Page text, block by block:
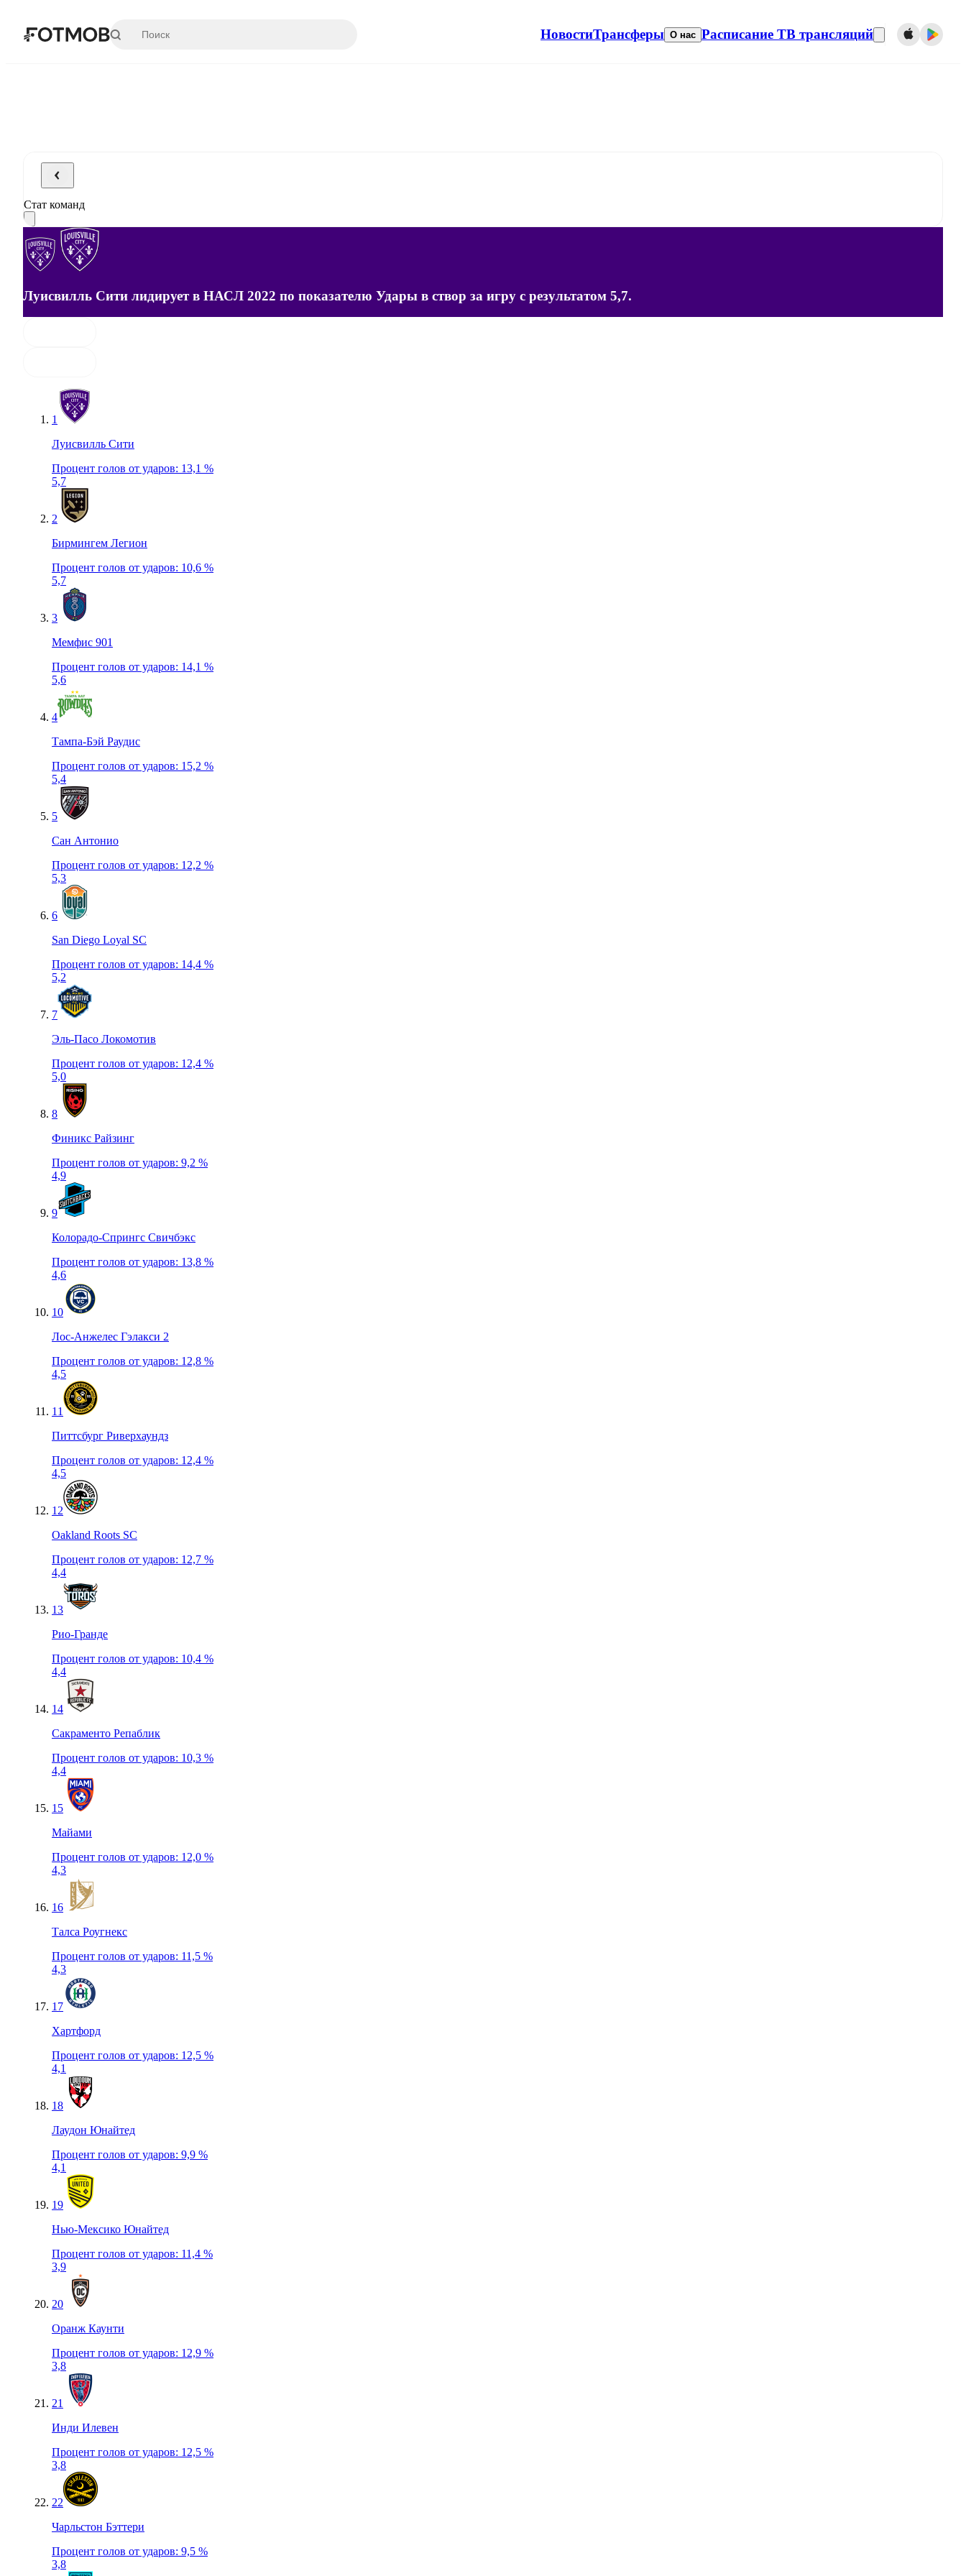
НовостиТрансферы О нас Расписание ТВ трансляций
Стат команд
Луисвилль Сити лидирует в НАСЛ 2022 по показателю Удары в створ за игру с результатом 5,7.
1
Луисвилль Сити
Процент голов от ударов: 13,1 %
5,7
2
Бирмингем Легион
Процент голов от ударов: 10,6 %
5,7
3
Мемфис 901
Процент голов от ударов: 14,1 %
5,6
4
Тампа-Бэй Раудис
Процент голов от ударов: 15,2 %
5,4
5
Сан Антонио
Процент голов от ударов: 12,2 %
5,3
6
San Diego Loyal SC
Процент голов от ударов: 14,4 %
5,2
7
Эль-Пасо Локомотив
Процент голов от ударов: 12,4 %
5,0
8
Финикс Райзинг
Процент голов от ударов: 9,2 %
4,9
9
Колорадо-Спрингс Свичбэкс
Процент голов от ударов: 13,8 %
4,6
10
Лос-Анжелес Гэлакси 2
Процент голов от ударов: 12,8 %
4,5
11
Питтсбург Риверхаундз
Процент голов от ударов: 12,4 %
4,5
12
Oakland Roots SC
Процент голов от ударов: 12,7 %
4,4
13
Рио-Гранде
Процент голов от ударов: 10,4 %
4,4
14
Сакраменто Репаблик
Процент голов от ударов: 10,3 %
4,4
15
Майами
Процент голов от ударов: 12,0 %
4,3
16
Талса Роугнекс
Процент голов от ударов: 11,5 %
4,3
17
Хартфорд
Процент голов от ударов: 12,5 %
4,1
18
Лаудон Юнайтед
Процент голов от ударов: 9,9 %
4,1
19
Нью-Мексико Юнайтед
Процент голов от ударов: 11,4 %
3,9
20
Оранж Каунти
Процент голов от ударов: 12,9 %
3,8
21
Инди Илевен
Процент голов от ударов: 12,5 %
3,8
22
Чарльстон Бэттери
Процент голов от ударов: 9,5 %
3,8